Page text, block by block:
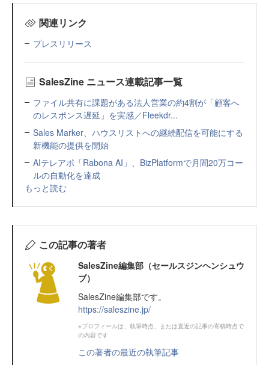
関連リンク
プレスリリース
SalesZine ニュース連載記事一覧
ファイル共有に課題がある法人営業の約4割が「顧客へ
のレスポンス遅延」を実感／Fleekdr...
Sales Marker、ハウスリストへの継続配信を可能にする
新機能の提供を開始
AIテレアポ「Rabona AI」、BizPlatformで月間20万コー
ルの自動化を達成
もっと読む
この記事の著者
SalesZine編集部（セールスジンヘンシュウ
ブ）
SalesZine編集部です。
https://saleszine.jp/
※プロフィールは、執筆時点、または直近の記事の寄稿時点で
の内容です
この著者の最近の執筆記事